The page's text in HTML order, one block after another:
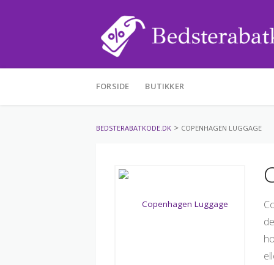
to
FORSIDE BUTIKKER
BEDSTERABATKODE.DK > COPENHAGEN LUGGAGE